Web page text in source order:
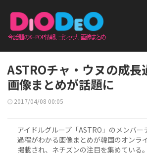
ASTROチャ・ウヌの成長
画像まとめが話題に
2017/04/08 00:05
アイドルグループ「ASTRO」のメンバー
過程がわかる画像まとめが韓国のオンラ
掲載され、ネチズンの注目を集めている。